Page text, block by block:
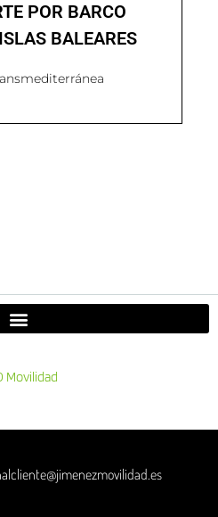
POR BARCO
BALEARES
Movilidad